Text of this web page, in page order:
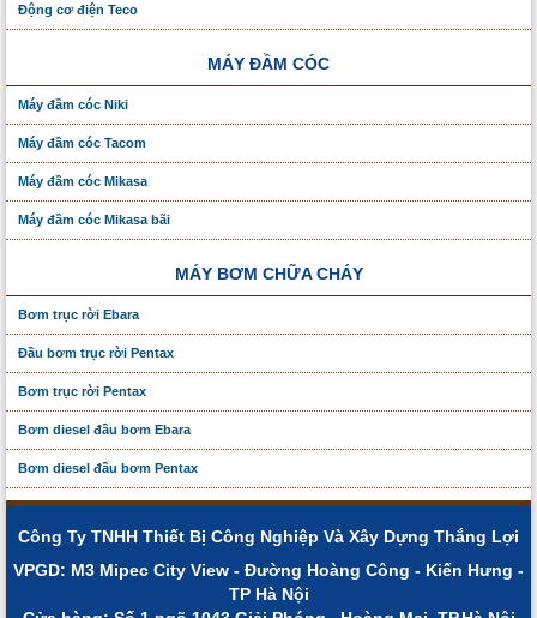
Động cơ điện Teco
MÁY ĐẦM CÓC
Máy đầm cóc Niki
Máy đầm cóc Tacom
Máy đầm cóc Mikasa
Máy đầm cóc Mikasa bãi
MÁY BƠM CHỮA CHÁY
Bơm trục rời Ebara
Đầu bơm trục rời Pentax
Bơm trục rời Pentax
Bơm diesel đầu bơm Ebara
Bơm diesel đầu bơm Pentax
Công Ty TNHH Thiết Bị Công Nghiệp Và Xây Dựng Thắng Lợi
VPGD: M3 Mipec City View - Đường Hoàng Công - Kiến Hưng -
TP Hà Nội